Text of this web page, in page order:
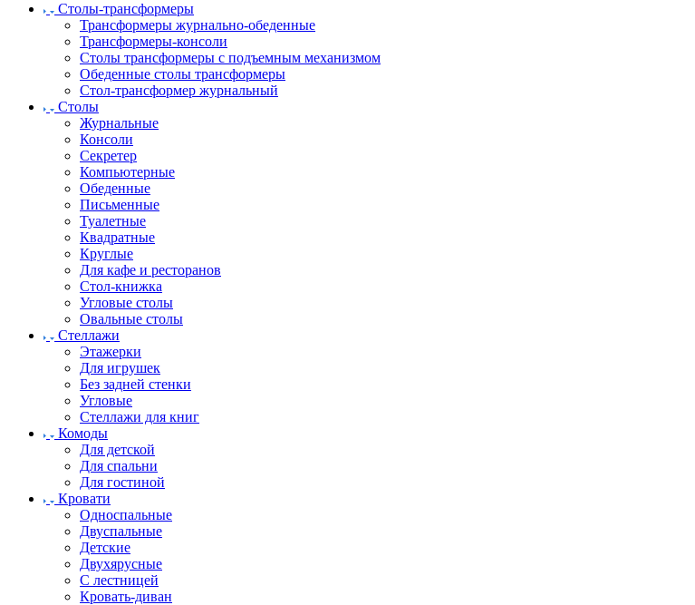
Столы-трансформеры
Трансформеры журнально-обеденные
Трансформеры-консоли
Столы трансформеры с подъемным механизмом
Обеденные столы трансформеры
Стол-трансформер журнальный
Столы
Журнальные
Консоли
Секретер
Компьютерные
Обеденные
Письменные
Туалетные
Квадратные
Круглые
Для кафе и ресторанов
Стол-книжка
Угловые столы
Овальные столы
Стеллажи
Этажерки
Для игрушек
Без задней стенки
Угловые
Стеллажи для книг
Комоды
Для детской
Для спальни
Для гостиной
Кровати
Односпальные
Двуспальные
Детские
Двухярусные
С лестницей
Кровать-диван